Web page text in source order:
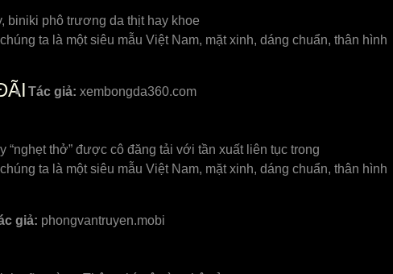
biniki phô trương da thịt hay khoe
ta là một siêu mẫu Việt Nam, mặt xinh, dáng chuẩn, thân hình
Tác giả: xembongda360.com
thở” được cô đăng tải với tần xuất liên tục trong
ta là một siêu mẫu Việt Nam, mặt xinh, dáng chuẩn, thân hình
giả: phongvantruyen.mobi